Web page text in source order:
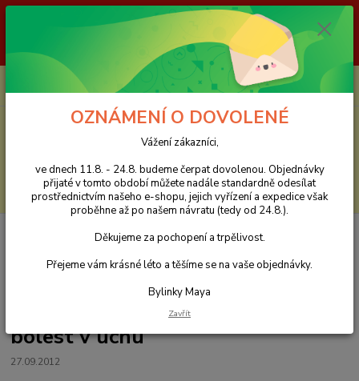
Vážení zákazníci, ve dnech 11.8. - 24.8. budeme čerpat dovolenou.
Objednávky přijaté v tomto období můžete nadále standardně odesílat
prostřednictvím našeho e-shopu, jejich vyřízení a expedice však proběhne
až po našem návratu (tedy od 24.8.). Děkujeme za pochopení a trpělivost.
CZK
Hledat
0
za0 Kč
Bylinková poradna Maya zdarma - Vaše dotazy
zahlenění, odhlenění, bylinky na odhlenění, bolest v uchu
Zalehlé ucho, zahlenění,
odhlenění, bylinky na odhlenění,
bolest v uchu
27.09.2012
OZNÁMENÍ O DOVOLENÉ
Vážení zákazníci,
ve dnech 11.8. - 24.8. budeme čerpat dovolenou. Objednávky
přijaté v tomto období můžete nadále standardně odesílat
prostřednictvím našeho e-shopu, jejich vyřízení a expedice však
proběhne až po našem návratu (tedy od 24.8.).
Děkujeme za pochopení a trpělivost.
Přejeme vám krásné léto a těšíme se na vaše objednávky.
Bylinky Maya
Zavřít